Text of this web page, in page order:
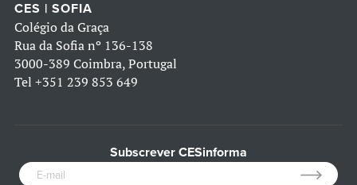
CES | SOFIA
Colégio da Graça
Rua da Sofia nº 136-138
3000-389 Coimbra, Portugal
Tel +351 239 853 649
Subscrever CESinforma